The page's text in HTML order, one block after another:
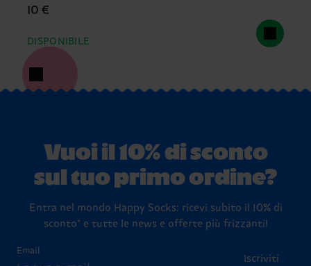
10 €
DISPONIBILE
Vuoi il 10% di sconto
sul tuo primo ordine?
Entra nel mondo Happy Socks: ricevi subito il 10% di
sconto* e tutte le news e offerte più frizzanti!
Email
Iscriviti